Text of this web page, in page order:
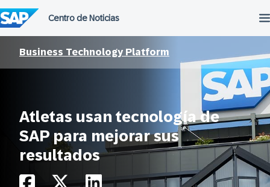
al
contenido
Business Technology Platform
Atletas usan tecnología de
SAP para mejorar sus
resultados